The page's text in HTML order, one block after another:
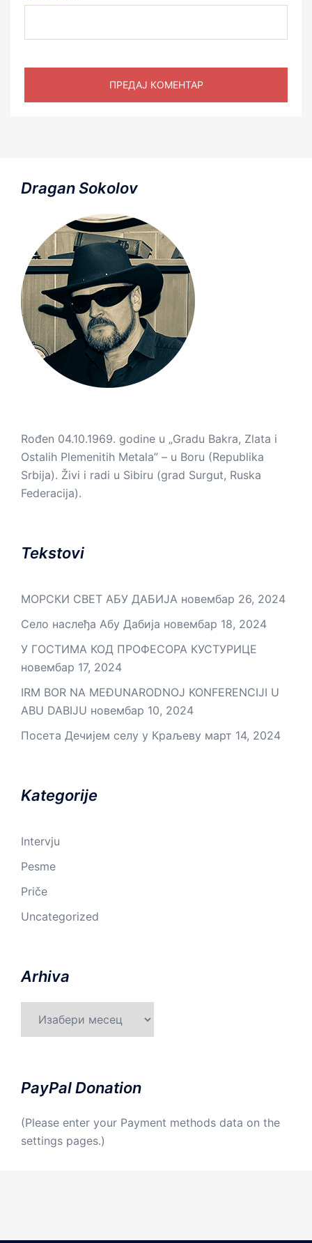
Dragan Sokolov
Rođen 04.10.1969. godine u „Gradu Bakra, Zlata i
Ostalih Plemenitih Metala” – u Boru (Republika
Srbija). Živi i radi u Sibiru (grad Surgut, Ruska
Federacija).
Tekstovi
МОРСКИ СВЕТ АБУ ДАБИЈА новембар 26, 2024
Село наслеђа Абу Дабија новембар 18, 2024
У ГОСТИМА КОД ПРОФЕСОРА КУСТУРИЦЕ
новембар 17, 2024
IRM BOR NA MEĐUNARODNOJ KONFERENCIJI U
ABU DABIJU новембар 10, 2024
Посета Дечијем селу у Краљеву март 14, 2024
Kategorije
Intervju
Pesme
Priče
Uncategorized
Arhiva
PayPal Donation
(Please enter your Payment methods data on the
settings pages.)